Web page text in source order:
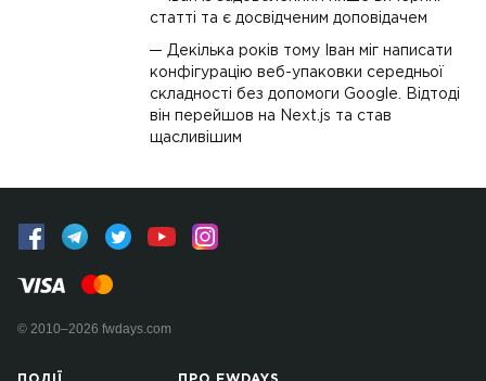
статті та є досвідченим доповідачем
Декілька років тому Іван міг написати
конфігурацію веб-упаковки середньої
складності без допомоги Google. Відтоді
він перейшов на Next.js та став
щасливішим
© 2010–2026 fwdays.com